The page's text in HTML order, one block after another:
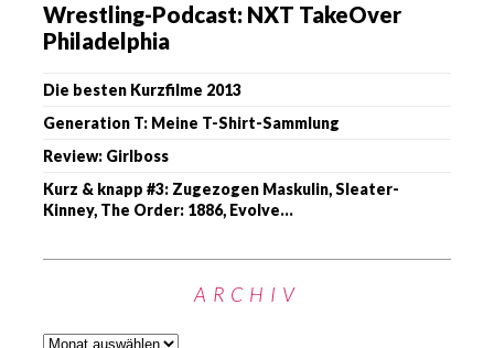
Wrestling-Podcast: NXT TakeOver
Philadelphia
Die besten Kurzfilme 2013
Generation T: Meine T-Shirt-Sammlung
Review: Girlboss
Kurz & knapp #3: Zugezogen Maskulin, Sleater-
Kinney, The Order: 1886, Evolve…
ARCHIV